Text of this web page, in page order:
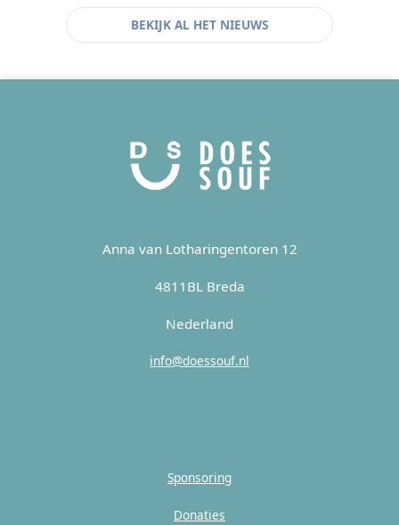
BEKIJK AL HET NIEUWS
Anna van Lotharingentoren 12
4811BL Breda
Nederland
info@doessouf.nl
Sponsoring
Donaties